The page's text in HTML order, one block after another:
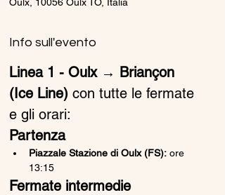
Info sull'evento
Linea 1 - Oulx → Briançon
(Ice Line) con tutte le fermate
e gli orari:
Partenza
Piazzale Stazione di Oulx (FS): ore
13:15
Fermate intermedie